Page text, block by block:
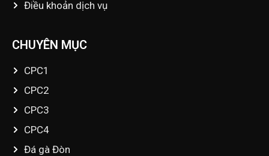
Điều khoản dịch vụ
CHUYÊN MỤC
CPC1
CPC2
CPC3
CPC4
Đá gà Đòn